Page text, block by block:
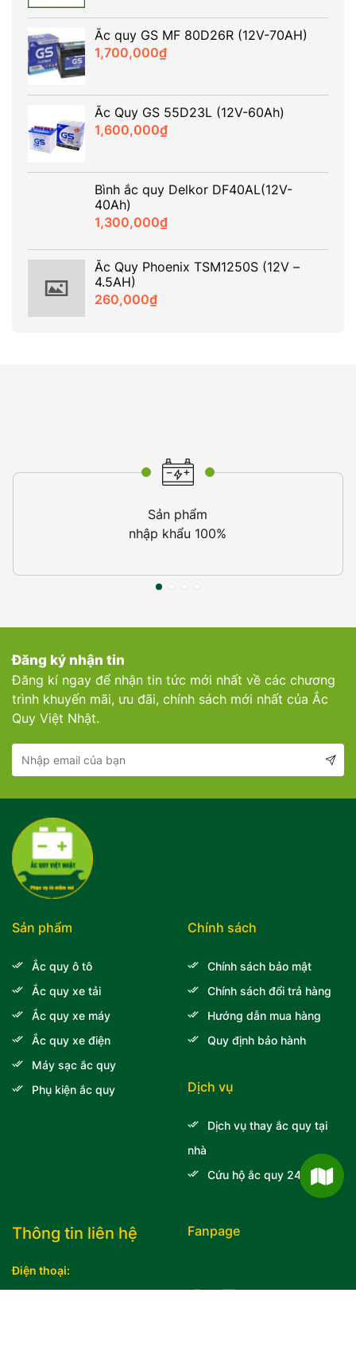
Ắc quy GS MF 80D26R (12V-70AH)
1,700,000₫
Ắc Quy GS 55D23L (12V-60Ah)
1,600,000₫
Bình ắc quy Delkor DF40AL(12V-
40Ah)
1,300,000₫
Ắc Quy Phoenix TSM1250S (12V –
4.5AH)
260,000₫
Sản phẩm
nhập khẩu 100%
Đăng ký nhận tin
Đăng kí ngay để nhận tin tức mới nhất về các chương
trình khuyến mãi, ưu đãi, chính sách mới nhất của Ắc
Quy Việt Nhật.
Thông tin liên hệ
Điện thoại:
Sản phẩm
Ắc quy ô tô
Ắc quy xe tải
Ắc quy xe máy
Ắc quy xe điện
Máy sạc ắc quy
Phụ kiện ắc quy
Chính sách
Chính sách bảo mật
Chính sách đổi trả hàng
Hướng dẫn mua hàng
Quy định bảo hành
Dịch vụ
Dịch vụ thay ắc quy tại
nhà
Cứu hộ ắc quy 24/7
Fanpage